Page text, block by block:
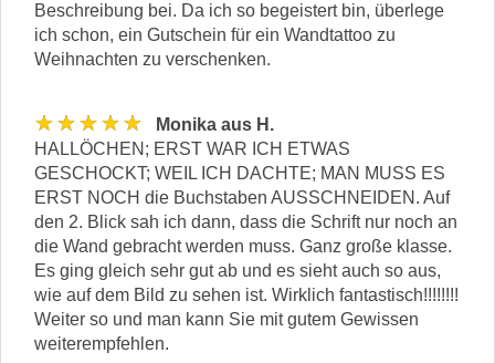
Beschreibung bei. Da ich so begeistert bin, überlege
ich schon, ein Gutschein für ein Wandtattoo zu
Weihnachten zu verschenken.
★★★★★
Monika aus H.
HALLÖCHEN; ERST WAR ICH ETWAS
GESCHOCKT; WEIL ICH DACHTE; MAN MUSS ES
ERST NOCH die Buchstaben AUSSCHNEIDEN. Auf
den 2. Blick sah ich dann, dass die Schrift nur noch an
die Wand gebracht werden muss. Ganz große klasse.
Es ging gleich sehr gut ab und es sieht auch so aus,
wie auf dem Bild zu sehen ist. Wirklich fantastisch!!!!!!!!
Weiter so und man kann Sie mit gutem Gewissen
weiterempfehlen.